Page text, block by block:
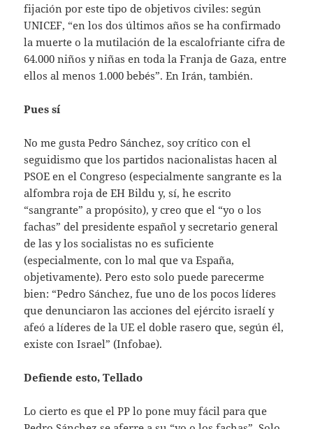
fijación por este tipo de objetivos civiles: según
UNICEF, “en los dos últimos años se ha confirmado
la muerte o la mutilación de la escalofriante cifra de
64.000 niños y niñas en toda la Franja de Gaza, entre
ellos al menos 1.000 bebés”. En Irán, también.
Pues sí
No me gusta Pedro Sánchez, soy crítico con el
seguidismo que los partidos nacionalistas hacen al
PSOE en el Congreso (especialmente sangrante es la
alfombra roja de EH Bildu y, sí, he escrito
“sangrante” a propósito), y creo que el “yo o los
fachas” del presidente español y secretario general
de las y los socialistas no es suficiente
(especialmente, con lo mal que va España,
objetivamente). Pero esto solo puede parecerme
bien: “Pedro Sánchez, fue uno de los pocos líderes
que denunciaron las acciones del ejército israelí y
afeó a líderes de la UE el doble rasero que, según él,
existe con Israel” (Infobae).
Defiende esto, Tellado
Lo cierto es que el PP lo pone muy fácil para que